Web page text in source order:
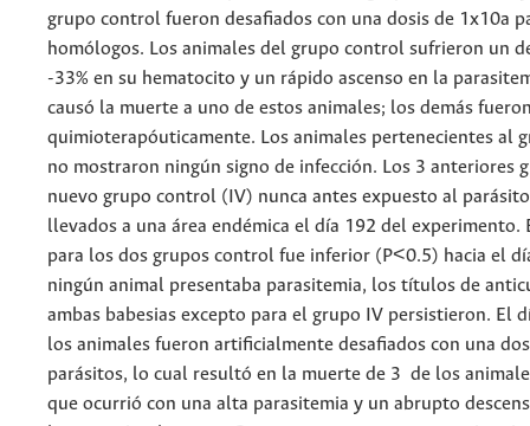
grupo control fueron desafiados con una dosis de 1x10a
homólogos. Los animales del grupo control sufrieron un
-33% en su hematocito y un rápido ascenso en la
causó la muerte a uno de estos animales; los demás
quimioterapóuticamente. Los animales pertenecientes al
no mostraron ningún signo de infección. Los 3 anteriores
nuevo grupo control (IV) nunca antes expuesto al
llevados a una área endémica el día 192 del experimento.
para los dos grupos control fue inferior (P<0.5) hacia el
ningún animal presentaba parasitemia, los títulos de
ambas babesias excepto para el grupo IV persistieron. El
los animales fueron artificialmente desafiados con una
parásitos, lo cual resultó en la muerte de 3 de los
que ocurrió con una alta parasitemia y un abrupto